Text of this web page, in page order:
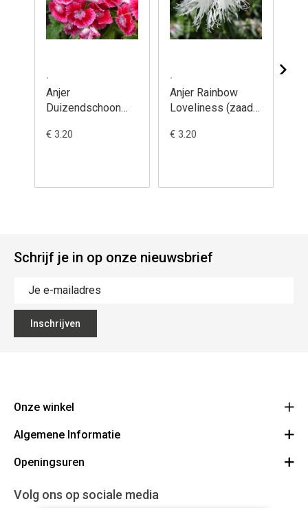
.
Anjer
Duizendschoon
barbatus
€ 3.20
.
Anjer Rainbow
Loveliness (zaad)
plumarius
€ 3.20
Schrijf je in op onze nieuwsbrief
Inschrijven
Onze winkel
Ecoflora
1500 Halle
32(0)2.361.77.61
Algemene Informatie
Vacatures
Bestellen en Betalen
Openingsuren
Maandag : gesloten
Volg ons op sociale media